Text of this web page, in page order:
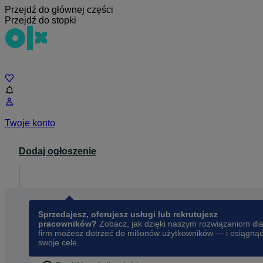
Przejdź do głównej części
Przejdź do stopki
Twoje konto
Dodaj ogłoszenie
Sprzedajesz, oferujesz usługi lub rekrutujesz
pracowników? Zobacz, jak dzięki naszym rozwiązaniom dla
firm możesz dotrzeć do milionów użytkowników — i osiągnąć
swoje cele.